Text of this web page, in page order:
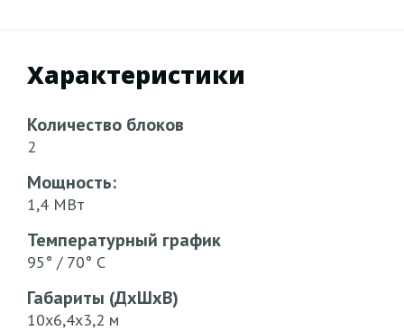
Характеристики
Количество блоков
2
Мощность:
1,4 МВт
Температурный график
95° / 70° С
Габариты (ДхШхВ)
10х6,4х3,2 м